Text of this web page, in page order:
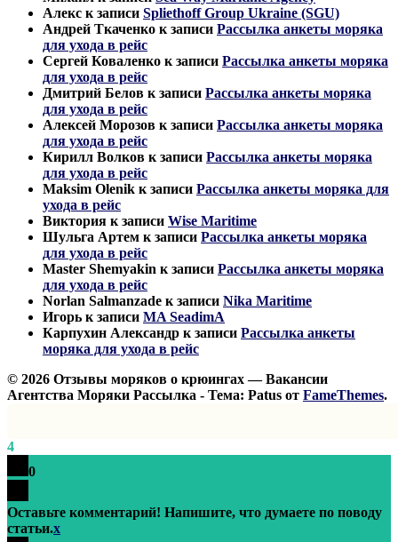
Алекс к записи Spliethoff Group Ukraine (SGU)
Андрей Ткаченко к записи Рассылка анкеты моряка
для ухода в рейс
Сергей Коваленко к записи Рассылка анкеты моряка
для ухода в рейс
Дмитрий Белов к записи Рассылка анкеты моряка
для ухода в рейс
Алексей Морозов к записи Рассылка анкеты моряка
для ухода в рейс
Кирилл Волков к записи Рассылка анкеты моряка
для ухода в рейс
Maksim Olenik к записи Рассылка анкеты моряка для
ухода в рейс
Виктория к записи Wise Maritime
Шульга Артем к записи Рассылка анкеты моряка
для ухода в рейс
Master Shemyakin к записи Рассылка анкеты моряка
для ухода в рейс
Norlan Salmanzade к записи Nika Maritime
Игорь к записи MA SeadimA
Карпухин Александр к записи Рассылка анкеты
моряка для ухода в рейс
© 2026 Отзывы моряков о крюингах — Вакансии
Агентства Моряки Рассылка - Тема: Patus от FameThemes.
4
0
Оставьте комментарий! Напишите, что думаете по поводу
статьи.x